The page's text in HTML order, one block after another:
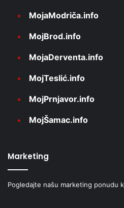
MojaModriča.info
MojBrod.info
MojaDerventa.info
MojTeslić.info
MojPrnjavor.info
MojŠamac.info
Marketing
Pogledajte našu marketing ponudu